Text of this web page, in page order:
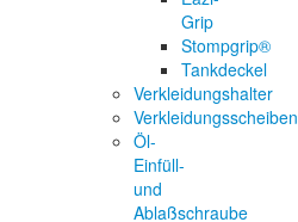
Grip
Stompgrip®
Tankdeckel
Verkleidungshalter
Verkleidungsscheiben
Öl-
Einfüll-
und
Ablaßschraube